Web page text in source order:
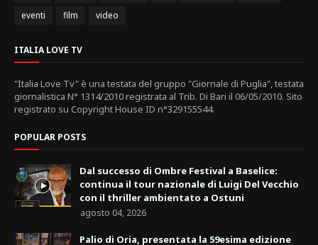
eventi
film video
ITALIA LOVE TV
"Italia Love Tv" è una testata del gruppo "Giornale di Puglia", testata
giornalistica N° 1314/2010 registrata al Trib. Di Bari il 06/05/2010. Sito
registrato su Copyright House ID n°329155544.
POPULAR POSTS
Dal successo di Ombre Festival a Baselice:
continua il tour nazionale di Luigi Del Vecchio
con il thriller ambientato a Ostuni
agosto 04, 2026
Palio di Oria, presentata la 59esima edizione